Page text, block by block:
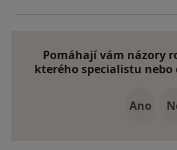
Pomáhají vám názory
kterého specialistu
Ano